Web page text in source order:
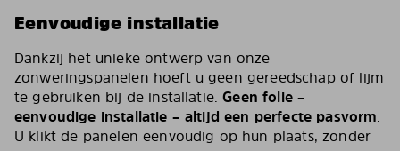
Eenvoudige installatie
Dankzij het unieke ontwerp van onze
zonweringspanelen hoeft u geen gereedschap of lijm
te gebruiken bij de installatie.Geen folie –
eenvoudige installatie – altijd een perfecte pasvorm.
U klikt de panelen eenvoudig op hun plaats, zonder